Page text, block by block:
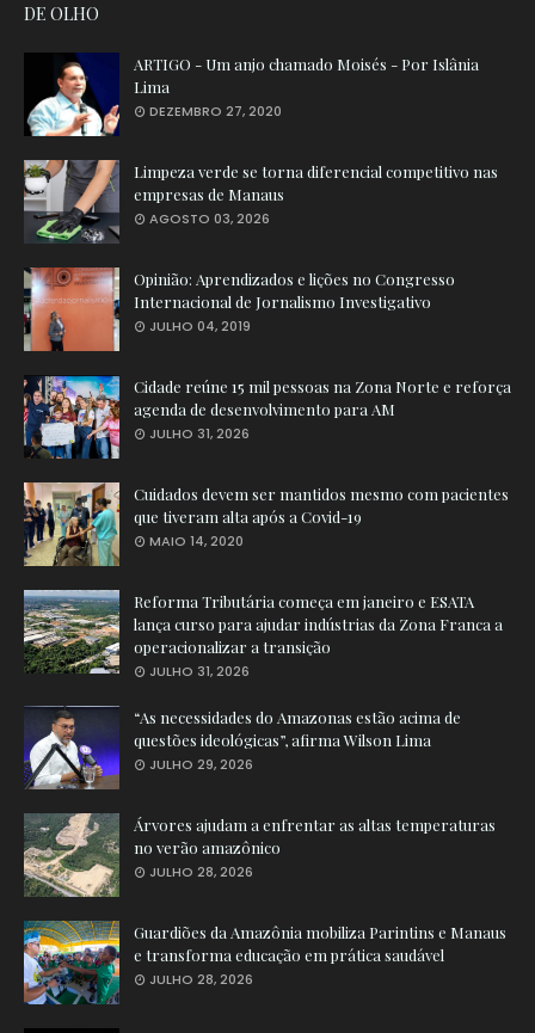
DE OLHO
ARTIGO - Um anjo chamado Moisés - Por Islânia
Lima
DEZEMBRO 27, 2020
Limpeza verde se torna diferencial competitivo nas
empresas de Manaus
AGOSTO 03, 2026
Opinião: Aprendizados e lições no Congresso
Internacional de Jornalismo Investigativo
JULHO 04, 2019
Cidade reúne 15 mil pessoas na Zona Norte e reforça
agenda de desenvolvimento para AM
JULHO 31, 2026
Cuidados devem ser mantidos mesmo com pacientes
que tiveram alta após a Covid-19
MAIO 14, 2020
Reforma Tributária começa em janeiro e ESATA
lança curso para ajudar indústrias da Zona Franca a
operacionalizar a transição
JULHO 31, 2026
“As necessidades do Amazonas estão acima de
questões ideológicas”, afirma Wilson Lima
JULHO 29, 2026
Árvores ajudam a enfrentar as altas temperaturas
no verão amazônico
JULHO 28, 2026
Guardiões da Amazônia mobiliza Parintins e Manaus
e transforma educação em prática saudável
JULHO 28, 2026